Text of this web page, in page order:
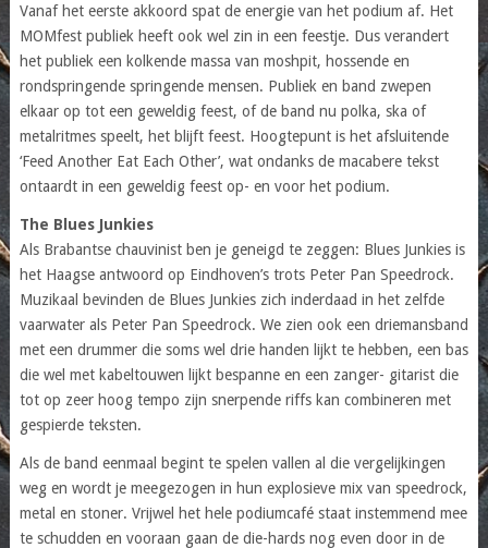
Vanaf het eerste akkoord spat de energie van het podium af. Het
MOMfest publiek heeft ook wel zin in een feestje. Dus verandert
het publiek een kolkende massa van moshpit, hossende en
rondspringende springende mensen. Publiek en band zwepen
elkaar op tot een geweldig feest, of de band nu polka, ska of
metalritmes speelt, het blijft feest. Hoogtepunt is het afsluitende
‘Feed Another Eat Each Other’, wat ondanks de macabere tekst
ontaardt in een geweldig feest op- en voor het podium.
The Blues Junkies
Als Brabantse chauvinist ben je geneigd te zeggen: Blues Junkies is
het Haagse antwoord op Eindhoven’s trots Peter Pan Speedrock.
Muzikaal bevinden de Blues Junkies zich inderdaad in het zelfde
vaarwater als Peter Pan Speedrock. We zien ook een driemansband
met een drummer die soms wel drie handen lijkt te hebben, een bas
die wel met kabeltouwen lijkt bespanne en een zanger- gitarist die
tot op zeer hoog tempo zijn snerpende riffs kan combineren met
gespierde teksten.
Als de band eenmaal begint te spelen vallen al die vergelijkingen
weg en wordt je meegezogen in hun explosieve mix van speedrock,
metal en stoner. Vrijwel het hele podiumcafé staat instemmend mee
te schudden en vooraan gaan de die-hards nog even door in de